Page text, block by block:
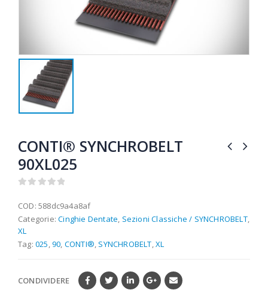
CONTI® SYNCHROBELT
90XL025
COD: 588dc9a4a8af
Categorie:Cinghie Dentate Sezioni Classiche / SYNCHROBELT,
XL
Tag: 025 ,90 CONTI® SYNCHROBELT ,XL
CONDIVIDERE